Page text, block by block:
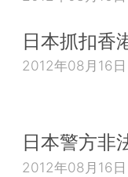
日本抓扣香
2012年08月16日
日本警方非
2012年08月16日